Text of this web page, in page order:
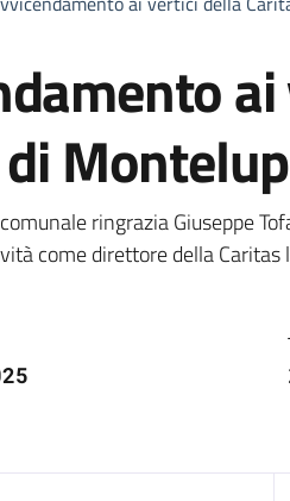
notizia
ringrazia Giuseppe
come direttore della Caritas